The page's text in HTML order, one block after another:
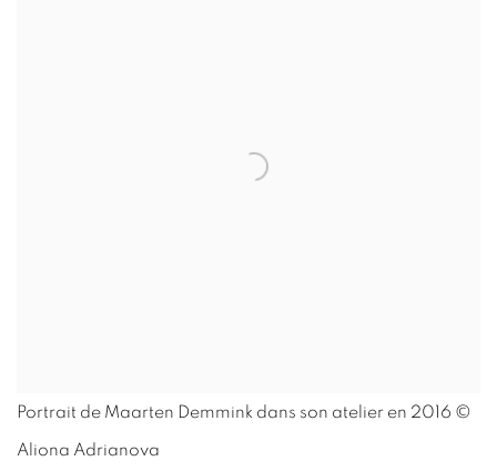
Portrait de Maarten Demmink dans son atelier en 2016 ©
Aliona Adrianova